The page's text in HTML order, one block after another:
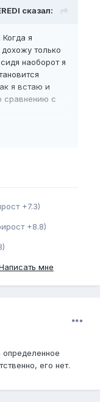
сказал:
я
только
наоборот я
я встаю и
сравнению с
+7.3)
+8.8)
мне
определенное
его нет.